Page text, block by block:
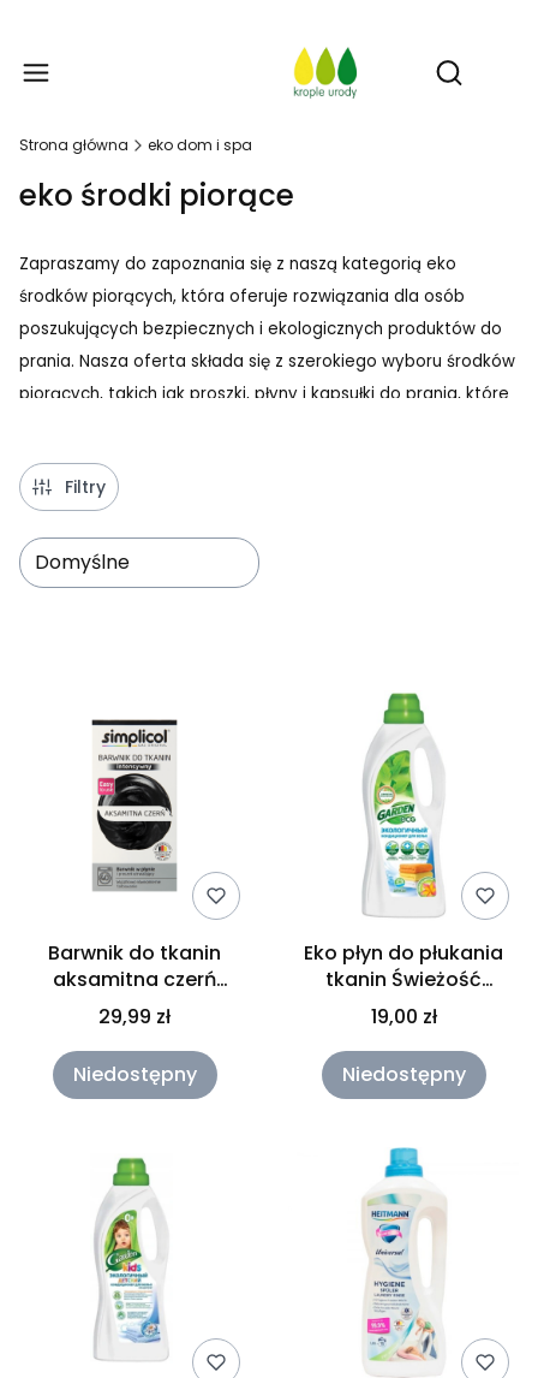
Otwórz
Strona główna eko dom i spa
eko środki piorące
Zapraszamy do zapoznania się z naszą kategorią eko
środków piorących, która oferuje rozwiązania dla osób
poszukujących bezpiecznych i ekologicznych produktów do
prania. Nasza oferta składa się z szerokiego wyboru środków
piorących, takich jak proszki, płyny i kapsułki do prania, które
zdrowia naszych klientów.
Filtry
Domyślne
Barwnik do tkanin
aksamitna czerń
Simplicol 150ml+400g
29,99 zł
Niedostępny
Eko płyn do płukania
tkanin Świeżość
Kwiatów Garden Eko 1L
19,00 zł
Niedostępny